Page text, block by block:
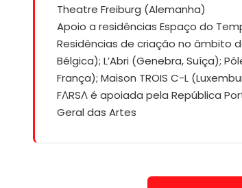
Theatre Freiburg (Alemanha)
Apoio a residências Espaço do
Residências de criação no âmbito
Bélgica); L’Abri (Genebra, Suíça);
França); Maison TROIS C-L
FΛRSΛ é apoiada pela República
Geral das Artes